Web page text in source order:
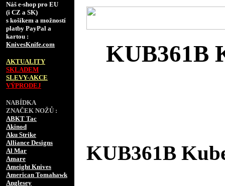
Náš e-shop pro EU
(i CZ a SK)
s košíkem a možností
platby PayPal a
kartou :
KnivesKnife.com
AKTUALITY
SKLADEM
SLEVY-AKCE
VÝPRODEJ
NABÍDKA
ZNAČEK NOŽŮ :
ABKT Tac
Akinod
Aku Strike
Alliance Designs
Al Mar
Amare
Ameight Knives
American Tomahawk
Anglesey
KUB361B
KUB361B